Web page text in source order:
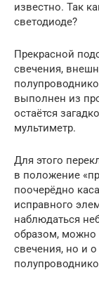
известно. Так
светодиоде?
Прекрасной
свечения,
выполнен из
остаётся
мультиметр.
Для этого
в положение
поочерёдно
исправного
наблюдаться
образом, можно
свечения, но и